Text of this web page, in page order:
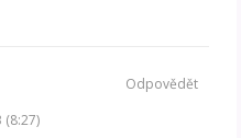
(8:27)
Odpovědět